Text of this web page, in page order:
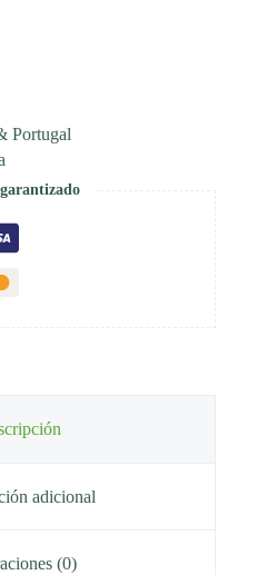
Portugal
adicional
(0)